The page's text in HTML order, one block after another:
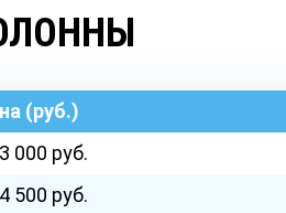
(руб.)
000 руб.
500 руб.